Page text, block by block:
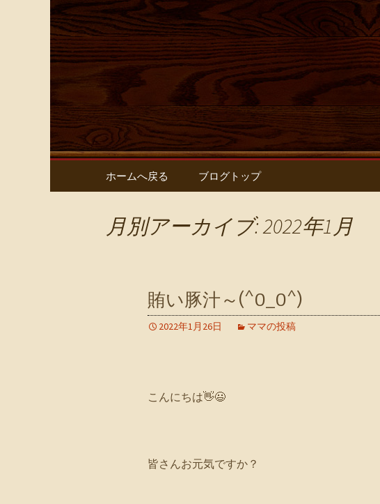
名古屋・浄心
屋】 のブログ
鶏ちゃん専門店とり屋の最新情報
コンテンツへ移動
ホームへ戻る ブログトップ
月別アーカイブ: 2022年1月
賄い豚汁～(^0_0^)
2022年1月26日 ママの投稿
こんにちは👋😃
皆さんお元気ですか？